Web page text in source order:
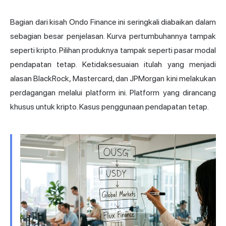
Bagian dari kisah Ondo Finance ini seringkali diabaikan dalam
sebagian besar penjelasan. Kurva pertumbuhannya tampak
seperti kripto. Pilihan produknya tampak seperti pasar modal
pendapatan tetap. Ketidaksesuaian itulah yang menjadi
alasan BlackRock, Mastercard, dan JPMorgan kini melakukan
perdagangan melalui platform ini. Platform yang dirancang
khusus untuk kripto. Kasus penggunaan pendapatan tetap.